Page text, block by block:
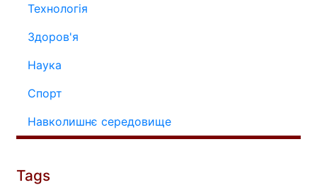
Технологія
Здоров'я
Наука
Спорт
Навколишнє середовище
Tags